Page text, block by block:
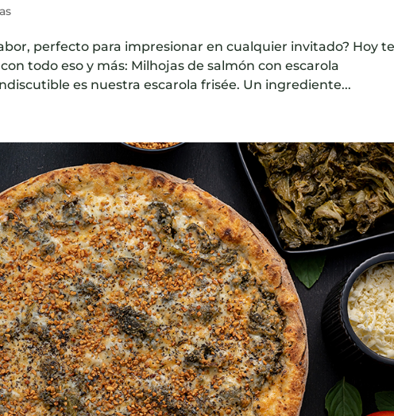
perfecto para impresionar en cualquier invitado? Hoy
todo eso y más: Milhojas de salmón con escarola
es nuestra escarola frisée. Un ingrediente...